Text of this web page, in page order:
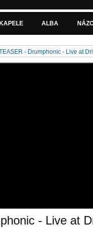
ALBA
- Drumphonic - Live at
- Live at